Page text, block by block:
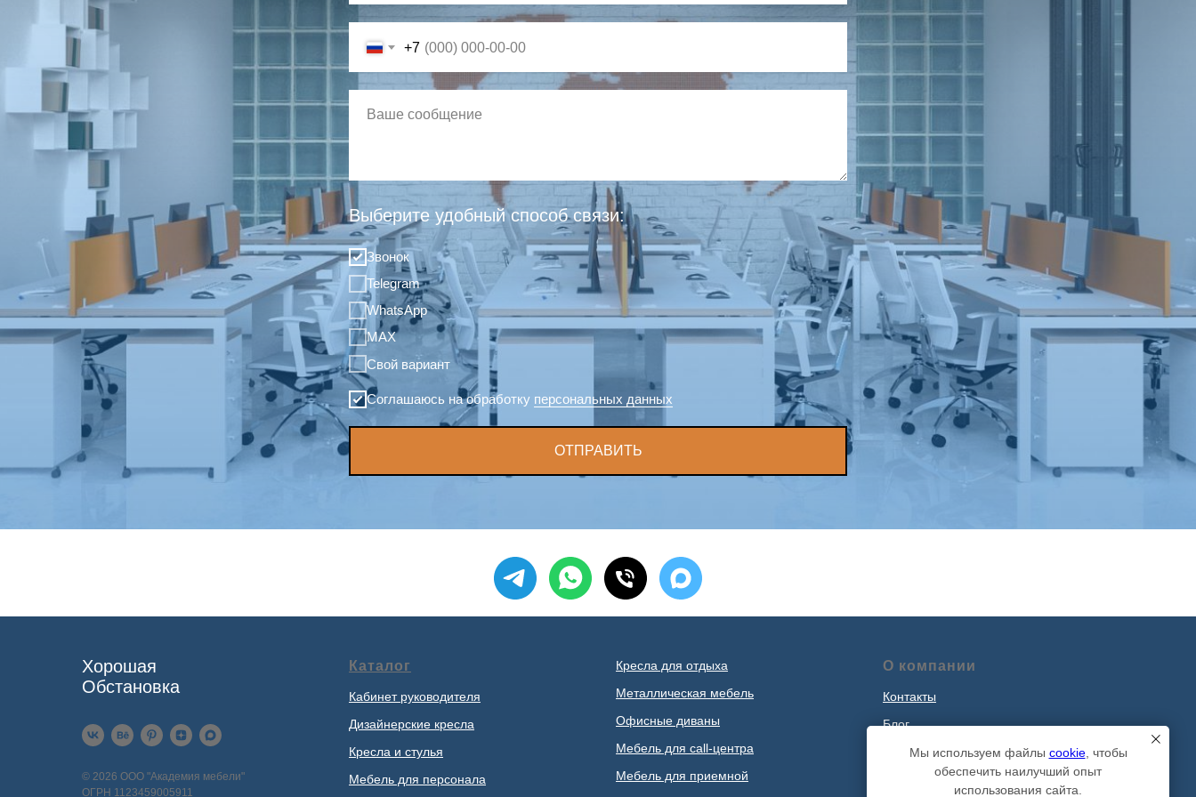
+7
Выберите удобный способ связи:
Звонок
Telegram
WhatsApp
MAX
Свой вариант
Соглашаюсь на обработку персональных данных
ОТПРАВИТЬ
Мы используем файлы cookie, чтобы
обеспечить наилучший опыт
использования сайта.
Хорошая
Обстановка
© 2026 ООО "Академия мебели"
ОГРН 1123459005911
Каталог
Кабинет руководителя
Дизайнерские кресла
Кресла и стулья
Мебель для персонала
Кресла для отдыха
Металлическая мебель
Офисные диваны
Мебель для call-центра
Мебель для приемной
О компании
Контакты
Блог
Наши проекты
Политика обработки персональных